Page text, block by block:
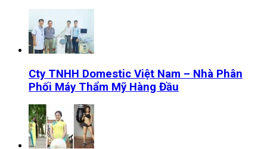
Cty TNHH Domestic Việt Nam – Nhà Phân
Phối Máy Thẩm Mỹ Hàng Đầu